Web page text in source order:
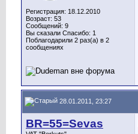
Регистрация: 18.12.2010
Возраст: 53
Сообщений: 9
Вы сказали Спасибо: 1
Поблагодарили 2 раз(а) в 2
сообщениях
28.01.2011, 23:27
BR=55=Sevas